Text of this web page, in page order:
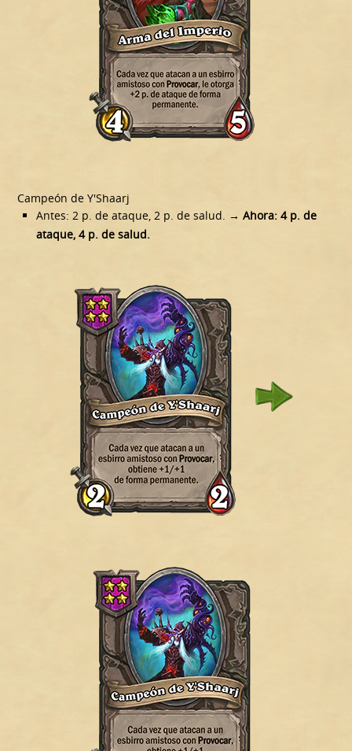
Campeón de Y'Shaarj
Antes: 2 p. de ataque, 2 p. de salud. → Ahora: 4 p. de
ataque, 4 p. de salud.